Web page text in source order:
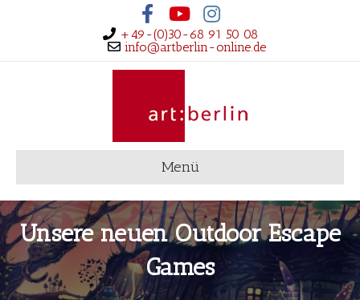
Facebook Youtube Instagram
+49-(0)30-68 91 50 08
info@artberlin-online.de
Menü
Unsere neuen Outdoor Escape
Games